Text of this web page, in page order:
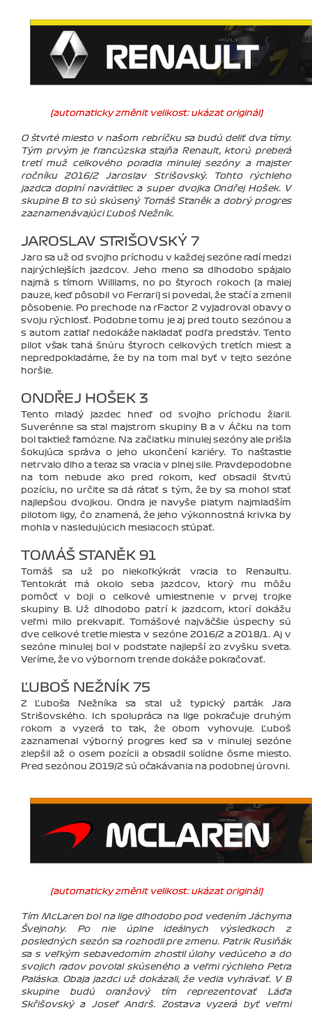
(automaticky změnit velikost: ukázat originál)
O štvrté miesto v našom rebríčku sa budú deliť dva tímy.
Tým prvým je francúzska stajňa Renault, ktorú preberá
tretí muž celkového poradia minulej sezóny a majster
ročníku 2016/2 Jaroslav Strišovský. Tohto rýchleho
jazdca doplní navrátilec a super dvojka Ondřej Hošek. V
skupine B to sú skúsený Tomáš Staněk a dobrý progres
zaznamenávajúci Ľuboš Nežník.
JAROSLAV STRIŠOVSKÝ 7
Jaro sa už od svojho príchodu v každej sezóne radí medzi
najrýchlejších jazdcov. Jeho meno sa dlhodobo spájalo
najmä s tímom Williams, no po štyroch rokoch (a malej
pauze, keď pôsobil vo Ferrari) si povedal, že stačí a zmenil
pôsobenie. Po prechode na rFactor 2 vyjadroval obavy o
svoju rýchlosť. Podobne tomu je aj pred touto sezónou a
s autom zatiaľ nedokáže nakladať podľa predstáv. Tento
pilot však ťahá šnúru štyroch celkových tretích miest a
nepredpokladáme, že by na tom mal byť v tejto sezóne
horšie.
ONDŘEJ HOŠEK 3
Tento mladý jazdec hneď od svojho príchodu žiaril.
Suverénne sa stal majstrom skupiny B a v Áčku na tom
bol taktiež famózne. Na začiatku minulej sezóny ale prišla
šokujúca správa o jeho ukončení kariéry. To našťastie
netrvalo dlho a teraz sa vracia v plnej sile. Pravdepodobne
na tom nebude ako pred rokom, keď obsadil štvrtú
pozíciu, no určite sa dá rátať s tým, že by sa mohol stať
najlepšou dvojkou. Ondra je navyše piatym najmladším
pilotom ligy, čo znamená, že jeho výkonnostná krivka by
mohla v nasledujúcich mesiacoch stúpať.
TOMÁŠ STANĚK 91
Tomáš sa už po niekoľkýkrát vracia to Renaultu.
Tentokrát má okolo seba jazdcov, ktorý mu môžu
pomôcť v boji o celkové umiestnenie v prvej trojke
skupiny B. Už dlhodobo patrí k jazdcom, ktorí dokážu
veľmi milo prekvapiť. Tomášové najväčšie úspechy sú
dve celkové tretie miesta v sezóne 2016/2 a 2018/1. Aj v
sezóne minulej bol v podstate najlepší zo zvyšku sveta.
Veríme, že vo výbornom trende dokáže pokračovať.
ĽUBOŠ NEŽNÍK 75
Z Ľuboša Nežníka sa stal už typický parťák Jara
Strišovského. Ich spolupráca na lige pokračuje druhým
rokom a vyzerá to tak, že obom vyhovuje. Ľuboš
zaznamenal výborný progres keď sa v minulej sezóne
zlepšil až o osem pozícii a obsadil solídne ôsme miesto.
Pred sezónou 2019/2 sú očakávania na podobnej úrovni.
(automaticky změnit velikost: ukázat originál)
Tím McLaren bol na lige dlhodobo pod vedením Jáchyma
Švejnohy. Po nie úplne ideálnych výsledkoch z
posledných sezón sa rozhodli pre zmenu. Patrik Rusiňák
sa s veľkým sebavedomím zhostil úlohy vedúceho a do
svojich radov povolal skúseného a veľmi rýchleho Petra
Paláska. Obaja jazdci už dokázali, že vedia vyhrávať. V B
skupine budú oranžový tím reprezentovať Láďa
Skřišovský a Josef Andrš. Zostava vyzerá byť veľmi